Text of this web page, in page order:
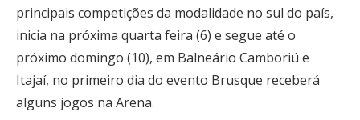
principais competições da modalidade no sul do país,
inicia na próxima quarta feira (6) e segue até o
próximo domingo (10), em Balneário Camboriú e
Itajaí, no primeiro dia do evento Brusque receberá
alguns jogos na Arena.